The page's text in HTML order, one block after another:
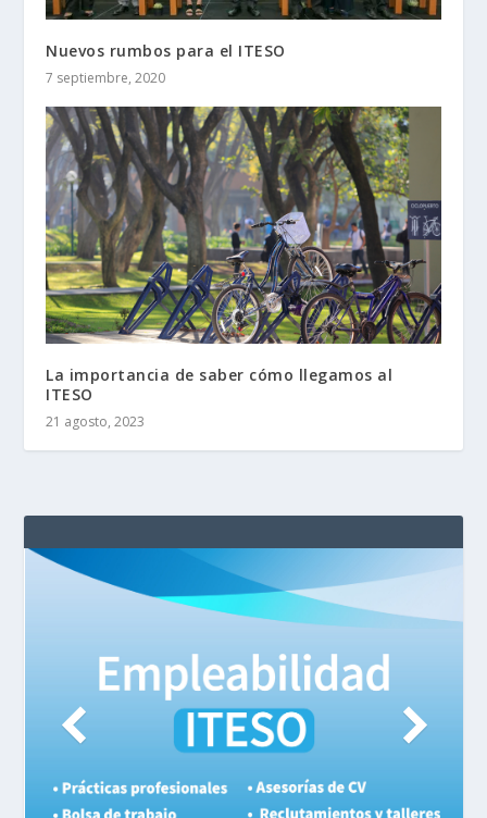
Nuevos rumbos para el ITESO
7 septiembre, 2020
La importancia de saber cómo llegamos al
ITESO
21 agosto, 2023